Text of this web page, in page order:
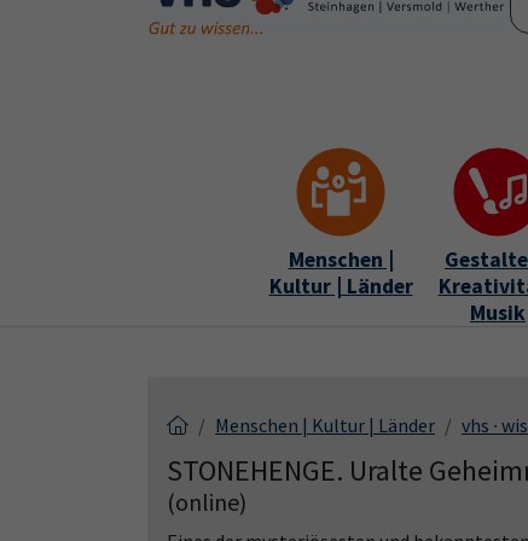
Skip to main content
Menschen |
Kultur | Länder
Musik
Menschen | Kultur | Länder vhs ∙
STONEHENGE. Uralte
(online)